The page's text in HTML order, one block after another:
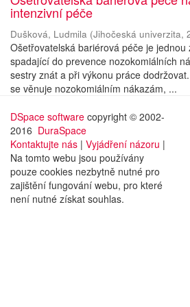
intenzivní péče
Dušková, Ludmila (Jihočeská univerzita,
Ošetřovatelská bariérová péče je jednou
spadající do prevence nozokomiálních
sestry znát a při výkonu práce
se věnuje nozokomiálním nákazám, ...
DSpace software copyright © 2002-
2016 DuraSpace
Kontaktujte nás | Vyjádření názoru |
Na tomto webu jsou používány
pouze cookies nezbytně nutné pro
zajištění fungování webu, pro které
není nutné získat souhlas.